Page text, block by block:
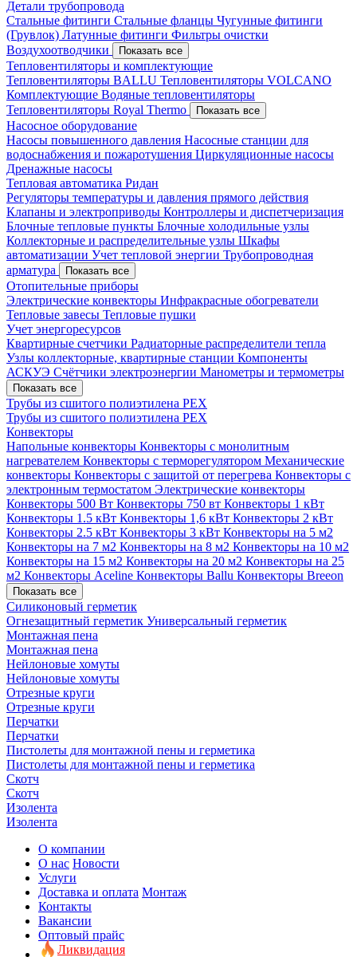
Детали трубопровода
Стальные фитинги Стальные фланцы Чугунные фитинги
(Грувлок) Латунные фитинги Фильтры очистки
Воздухоотводчики
Показать все
Тепловентиляторы и комплектующие
Тепловентиляторы BALLU Тепловентиляторы VOLCANO
Комплектующие Водяные тепловентиляторы
Тепловентиляторы Royal Thermo
Показать все
Насосное оборудование
Насосы повышенного давления Насосные станции для
водоснабжения и пожаротушения Циркуляционные насосы
Дренажные насосы
Тепловая автоматика Ридан
Регуляторы температуры и давления прямого действия
Клапаны и электроприводы Контроллеры и диспетчеризация
Блочные тепловые пункты Блочные холодильные узлы
Коллекторные и распределительные узлы Шкафы
автоматизации Учет тепловой энергии Трубопроводная
арматура
Показать все
Отопительные приборы
Электрические конвекторы Инфракрасные обогреватели
Тепловые завесы Тепловые пушки
Учет энергоресурсов
Квартирные счетчики Радиаторные распределители тепла
Узлы коллекторные, квартирные станции Компоненты
АСКУЭ Счётчики электроэнергии Манометры и термометры
Показать все
Трубы из сшитого полиэтилена PEX
Трубы из сшитого полиэтилена PEX
Конвекторы
Напольные конвекторы Конвекторы с монолитным
нагревателем Конвекторы с терморегулятором Механические
конвекторы Конвекторы с защитой от перегрева Конвекторы с
электронным термостатом Электрические конвекторы
Конвекторы 500 Вт Конвекторы 750 вт Конвекторы 1 кВт
Конвекторы 1.5 кВт Конвекторы 1,6 кВт Конвекторы 2 кВт
Конвекторы 2.5 кВт Конвекторы 3 кВт Конвекторы на 5 м2
Конвекторы на 7 м2 Конвекторы на 8 м2 Конвекторы на 10 м2
Конвекторы на 15 м2 Конвекторы на 20 м2 Конвекторы на 25
м2 Конвекторы Aceline Конвекторы Ballu Конвекторы Breeon
Показать все
Силиконовый герметик
Огнезащитный герметик Универсальный герметик
Монтажная пена
Монтажная пена
Нейлоновые хомуты
Нейлоновые хомуты
Отрезные круги
Отрезные круги
Перчатки
Перчатки
Пистолеты для монтажной пены и герметика
Пистолеты для монтажной пены и герметика
Скотч
Скотч
Изолента
Изолента
О компании
О нас Новости
Услуги
Доставка и оплата Монтаж
Контакты
Вакансии
Оптовый прайс
Ликвидация